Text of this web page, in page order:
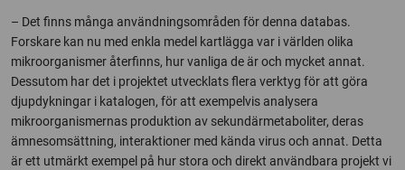
– Det finns många användningsområden för denna databas.
Forskare kan nu med enkla medel kartlägga var i världen olika
mikroorganismer återfinns, hur vanliga de är och mycket annat.
Dessutom har det i projektet utvecklats flera verktyg för att göra
djupdykningar i katalogen, för att exempelvis analysera
mikroorganismernas produktion av sekundärmetaboliter, deras
ämnesomsättning, interaktioner med kända virus och annat. Detta
är ett utmärkt exempel på hur stora och direkt användbara projekt vi